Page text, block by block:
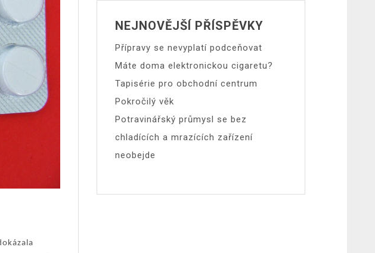
NEJNOVĚJŠÍ PŘÍSPĚVKY
Přípravy se nevyplatí podceňovat
Máte doma elektronickou cigaretu?
Tapisérie pro obchodní centrum
Pokročilý věk
Potravinářský průmysl se bez
chladících a mrazících zařízení
neobejde